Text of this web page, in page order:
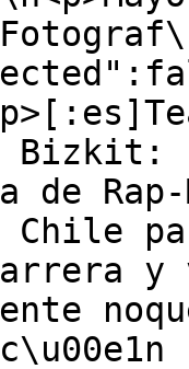
Bizkit:
de
Chile
y